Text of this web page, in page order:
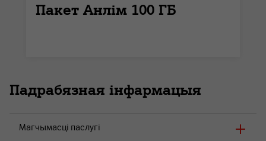
Пакет Анлім 100 ГБ
Падрабязная інфармацыя
Магчымасці паслугі